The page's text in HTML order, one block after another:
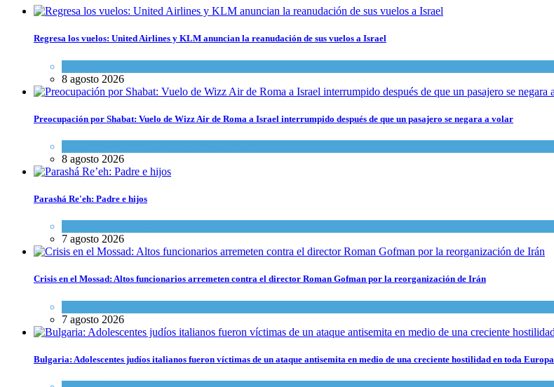
Regresa los vuelos: United Airlines y KLM anuncian la reanudación de sus vuelos a Israel
8 agosto 2026
Preocupación por Shabat: Vuelo de Wizz Air de Roma a Israel interrumpido después de que un pasajero se negara a volar
8 agosto 2026
Parashá Re'eh: Padre e hijos
7 agosto 2026
Crisis en el Mossad: Altos funcionarios arremeten contra el director Roman Gofman por la reorganización de Irán
7 agosto 2026
Bulgaria: Adolescentes judíos italianos fueron víctimas de un ataque antisemita en medio de una creciente hostilidad en toda Europa